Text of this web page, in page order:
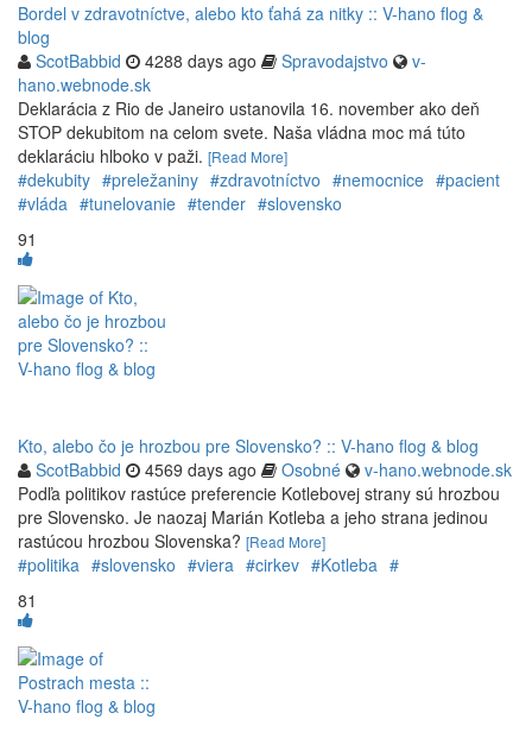
Bordel v zdravotníctve, alebo kto ťahá za nitky :: V-hano flog &
blog
ScotBabbid
4288 days ago Spravodajstvo
v-
hano.webnode.sk
Deklarácia z Rio de Janeiro ustanovila 16. november ako deň
STOP dekubitom na celom svete. Naša vládna moc má túto
deklaráciu hlboko v paži. [Read More]
#dekubity #preležaniny #zdravotníctvo #nemocnice #pacient
#vláda #tunelovanie #tender #slovensko
91
Kto, alebo čo je hrozbou pre Slovensko? :: V-hano flog & blog
ScotBabbid
4569 days ago Osobné
v-hano.webnode.sk
Podľa politikov rastúce preferencie Kotlebovej strany sú hrozbou
pre Slovensko. Je naozaj Marián Kotleba a jeho strana jedinou
rastúcou hrozbou Slovenska? [Read More]
#politika #slovensko #viera #cirkev #Kotleba #
81